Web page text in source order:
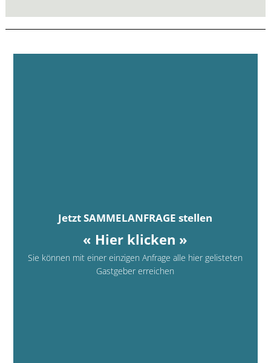
Jetzt SAMMELANFRAGE stellen
« Hier klicken »
Sie können mit einer einzigen Anfrage alle hier gelisteten
Gastgeber erreichen